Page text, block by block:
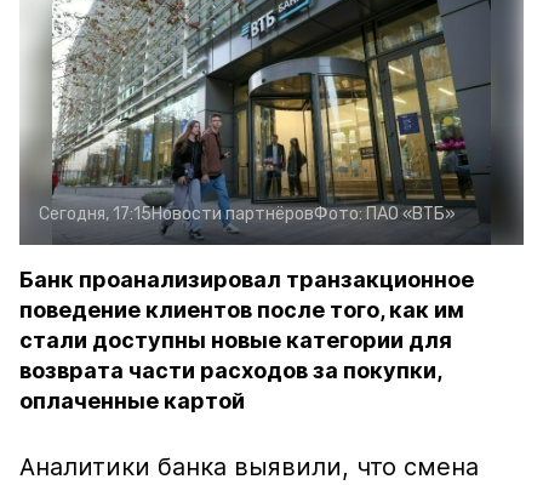
Сегодня, 17:15Новости партнёровФото: ПАО «ВТБ»
Банк проанализировал транзакционное
поведение клиентов после того, как им
стали доступны новые категории для
возврата части расходов за покупки,
оплаченные картой
Аналитики банка выявили, что смена